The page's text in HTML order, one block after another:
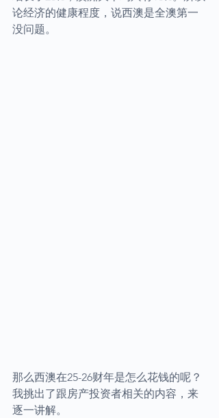
论经济的健康程度，说西澳是全澳第一
没问题。
那么西澳在25-26财年是怎么花钱的呢？
我挑出了跟房产投资者相关的内容，来
逐一讲解。